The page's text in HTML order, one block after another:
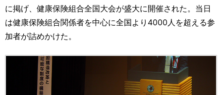
に掲げ、健康保険組合全国大会が盛大に開催された。当日
は健康保険組合関係者を中心に全国より4000人を超える参
加者が詰めかけた。